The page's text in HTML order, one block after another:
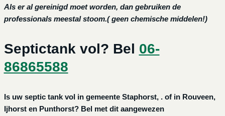
Als er al gereinigd moet worden, dan gebruiken de
professionals meestal stoom.( geen chemische middelen!)
Septictank vol? Bel 06-
86865588
Is uw septic tank vol in gemeente Staphorst, . of in Rouveen,
Ijhorst en Punthorst? Bel met dit aangewezen